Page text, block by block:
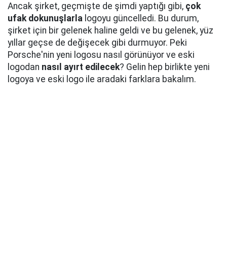
Ancak şirket, geçmişte de şimdi yaptığı gibi, çok
ufak dokunuşlarla logoyu güncelledi. Bu durum,
şirket için bir gelenek haline geldi ve bu gelenek, yüz
yıllar geçse de değişecek gibi durmuyor. Peki
Porsche'nin yeni logosu nasıl görünüyor ve eski
logodan nasıl ayırt edilecek? Gelin hep birlikte yeni
logoya ve eski logo ile aradaki farklara bakalım.